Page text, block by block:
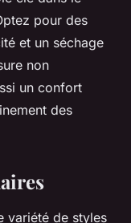
pour des
et un séchage
non
un confort
des
variété de styles